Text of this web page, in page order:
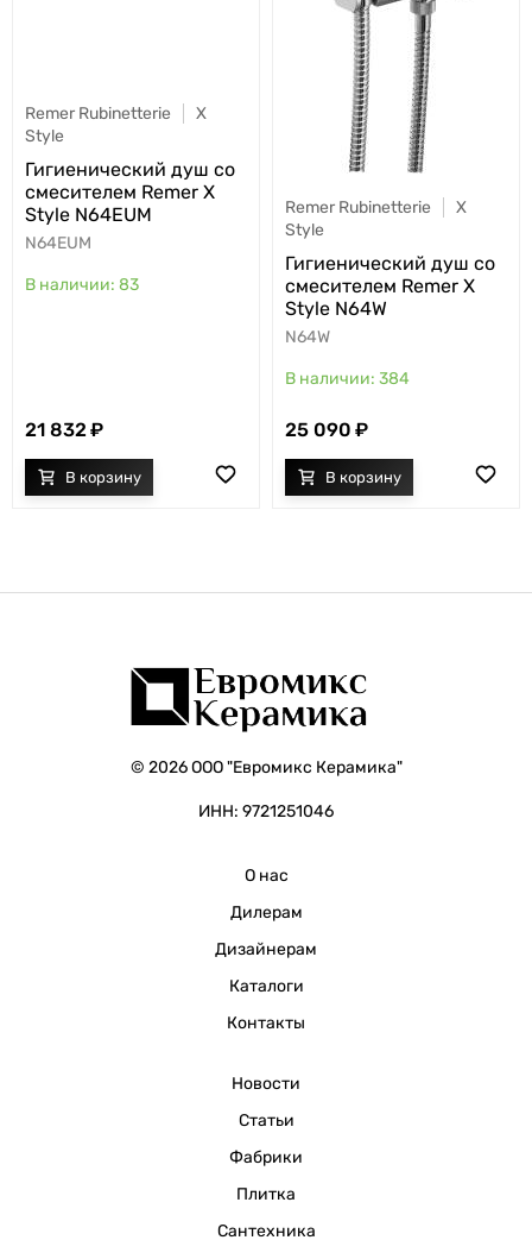
Remer Rubinetterie
X
Style
Гигиенический душ со
смесителем Remer X
Style N64EUM
N64EUM
83
21 832
Remer Rubinetterie
X
Style
Гигиенический душ со
смесителем Remer X
Style N64W
N64W
384
25 090
© 2026 ООО "Евромикс Керамика"
ИНН: 9721251046
О нас
Дилерам
Дизайнерам
Каталоги
Контакты
Новости
Статьи
Фабрики
Плитка
Сантехника